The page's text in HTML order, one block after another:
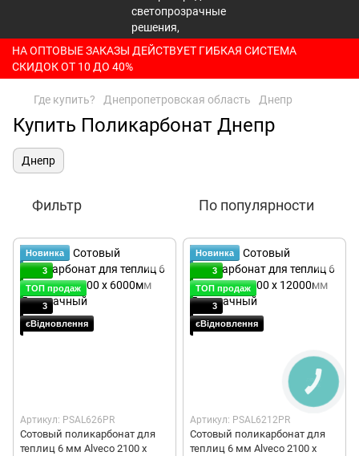
НА ОПТОВЫЕ ЗАКАЗЫ ДЕЙСТВУЕТ ГИБКАЯ СИСТЕМА
СКИДОК ОТ 10 ДО 40%
Где купить? Днепропетровская область Днепр
Купить Поликарбонат Днепр
Днепр
Фильтр По популярности
Новинка
3
ТОП продаж
3
єВідновлення
Артикул: PSAL626PR
Сотовый поликарбонат для
теплиц 6 мм Alveco 2100 x
Новинка
3
ТОП продаж
3
єВідновлення
Артикул: PSAL6212PR
Сотовый поликарбонат для
теплиц 6 мм Alveco 2100 x
КНОПКА
ЗВ'ЯЗКУ